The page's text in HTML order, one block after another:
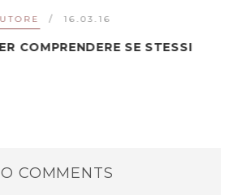
16.03.16
COMPRENDERE SE STESSI
COMMENTS